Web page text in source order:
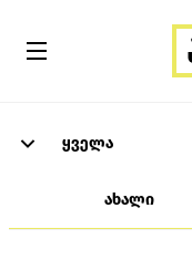
ყველა
ახალი